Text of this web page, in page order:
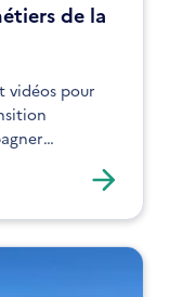
de la
vidéos pour